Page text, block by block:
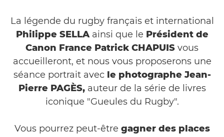
La légende du rugby français et international
Philippe SELLAainsi que le Président de
Canon France Patrick CHAPUIS vous
accueilleront, et nous vous proposerons une
séance portrait avec le photographe Jean-
Pierre PAGÈS,auteur de la série de livres
iconique "Gueules du Rugby".
Vous pourrez peut-être gagner des places